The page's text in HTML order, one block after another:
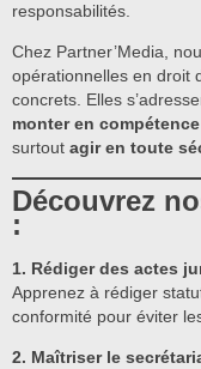
responsabilités.
Chez Partner’Media,
opérationnelles en droit
concrets. Elles
monter en compétence
surtout agir en toute
Découvrez
:
1. Rédiger des actes
Apprenez à rédiger
conformité pour éviter
2. Maîtriser le